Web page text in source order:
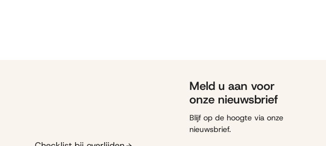
Meld u aan voor
onze nieuwsbrief
Blijf op de hoogte via onze
nieuwsbrief.